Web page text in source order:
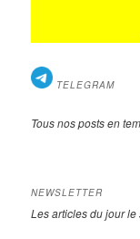
TELEGRAM
Tous nos posts en
NEWSLETTER
Les articles du jour